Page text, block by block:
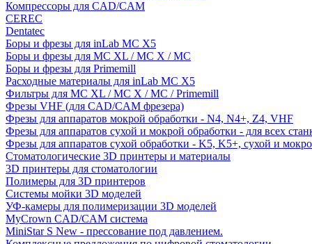
Компрессоры для CAD/CAM
CEREC
Dentatec
Боры и фрезы для inLab MC X5
Боры и фрезы для MC XL / MC X / MC
Боры и фрезы для Primemill
Расходные материалы для inLab MC X5
Фильтры для MC XL / MC X / MC / Primemill
Фрезы VHF (для CAD/CAM фрезера)
Фрезы для аппаратов мокрой обработки - N4, N4+, Z4, VHF
Фрезы для аппаратов сухой и мокрой обработки - для всех
Фрезы для аппаратов сухой обработки - K5, K5+, сухой и
Стоматологические 3D принтеры и материалы
3D принтеры для стоматологии
Полимеры для 3D принтеров
Системы мойки 3D моделей
УФ-камеры для полимеризации 3D моделей
MyCrown CAD/CAM система
MiniStar S New - прессование под давлением.